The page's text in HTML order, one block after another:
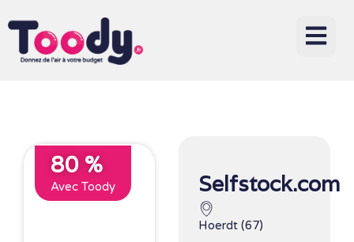
80 %
Avec Toody Selfstock.com
Hoerdt (67)